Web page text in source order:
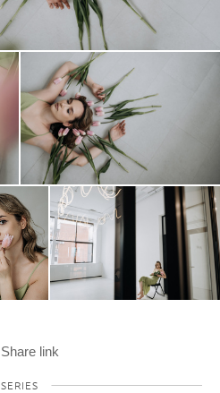
Share link
SERIES